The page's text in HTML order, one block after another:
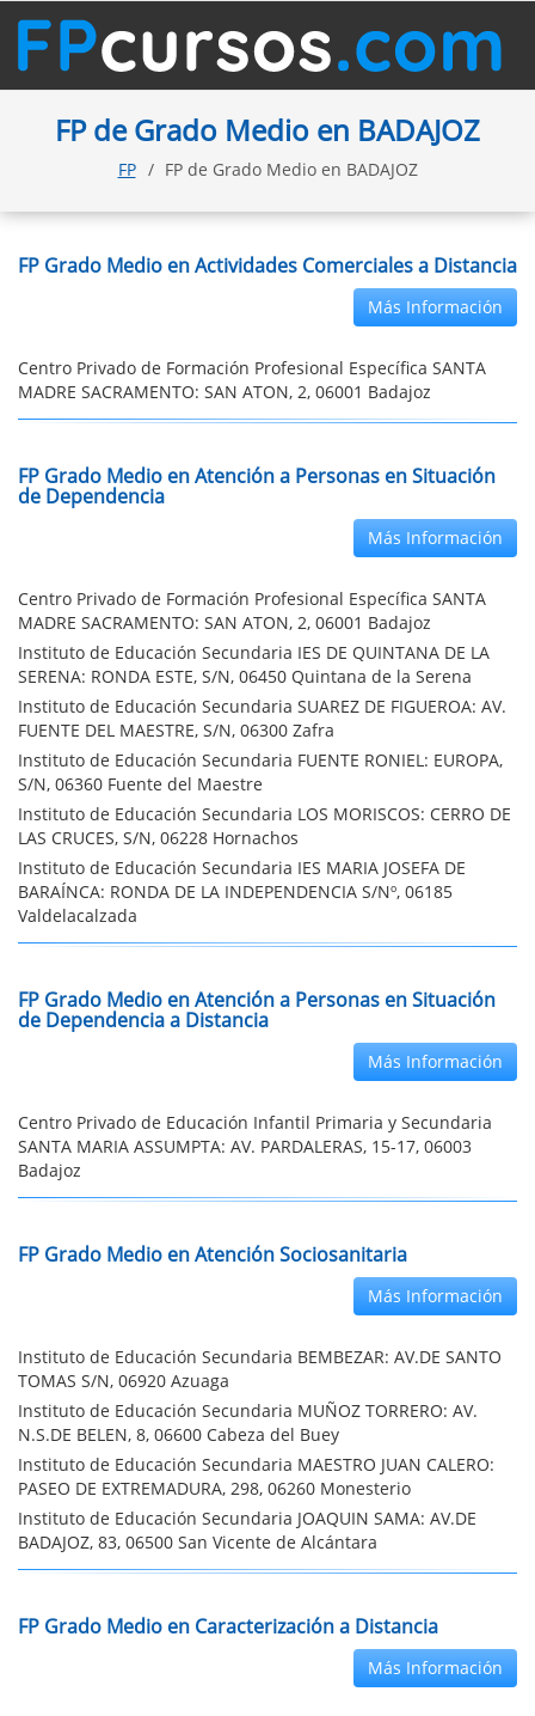
FP de Grado Medio en BADAJOZ
FP FP de Grado Medio en BADAJOZ
FP Grado Medio en Actividades Comerciales a Distancia
Más Información
Centro Privado de Formación Profesional Específica SANTA
MADRE SACRAMENTO: SAN ATON, 2, 06001 Badajoz
FP Grado Medio en Atención a Personas en Situación
de Dependencia
Más Información
Centro Privado de Formación Profesional Específica SANTA
MADRE SACRAMENTO: SAN ATON, 2, 06001 Badajoz
Instituto de Educación Secundaria IES DE QUINTANA DE LA
SERENA: RONDA ESTE, S/N, 06450 Quintana de la Serena
Instituto de Educación Secundaria SUAREZ DE FIGUEROA: AV.
FUENTE DEL MAESTRE, S/N, 06300 Zafra
Instituto de Educación Secundaria FUENTE RONIEL: EUROPA,
S/N, 06360 Fuente del Maestre
Instituto de Educación Secundaria LOS MORISCOS: CERRO DE
LAS CRUCES, S/N, 06228 Hornachos
Instituto de Educación Secundaria IES MARIA JOSEFA DE
BARAÍNCA: RONDA DE LA INDEPENDENCIA S/Nº, 06185
Valdelacalzada
FP Grado Medio en Atención a Personas en Situación
de Dependencia a Distancia
Más Información
Centro Privado de Educación Infantil Primaria y Secundaria
SANTA MARIA ASSUMPTA: AV. PARDALERAS, 15-17, 06003
Badajoz
FP Grado Medio en Atención Sociosanitaria
Más Información
Instituto de Educación Secundaria BEMBEZAR: AV.DE SANTO
TOMAS S/N, 06920 Azuaga
Instituto de Educación Secundaria MUÑOZ TORRERO: AV.
N.S.DE BELEN, 8, 06600 Cabeza del Buey
Instituto de Educación Secundaria MAESTRO JUAN CALERO:
PASEO DE EXTREMADURA, 298, 06260 Monesterio
Instituto de Educación Secundaria JOAQUIN SAMA: AV.DE
BADAJOZ, 83, 06500 San Vicente de Alcántara
FP Grado Medio en Caracterización a Distancia
Más Información